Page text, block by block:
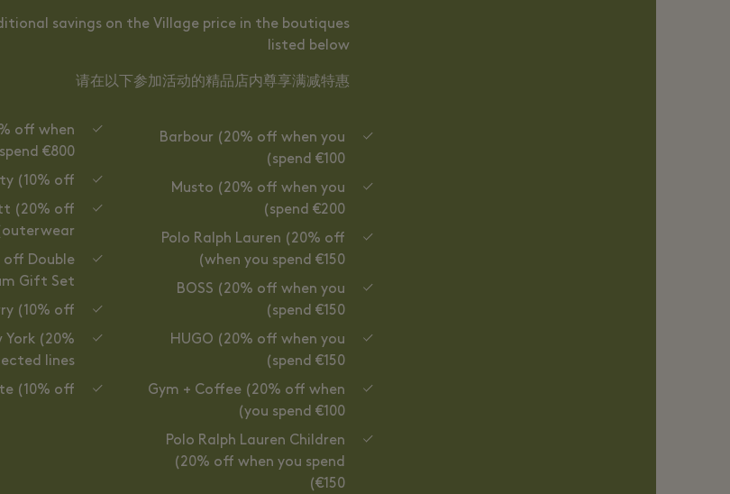
savings on the Village price in the boutiques
listed below
请在以下参加活动的精品店内尊享满减特惠
Barbour (20% off when you
spend €100)
Musto (20% off when you
spend €200)
Polo Ralph Lauren (20% off
when you spend €150)
BOSS (20% off when you
spend €150)
HUGO (20% off when you
spend €150)
Gym + Coffee (20% off when
you spend €100)
Polo Ralph Lauren Children
(20% off when you spend
€150)
off when
€800)
(10% off)
(20% off
outerwear)
off Double
Gift Set)
(10% off)
York (20%
lines)
(10% off)